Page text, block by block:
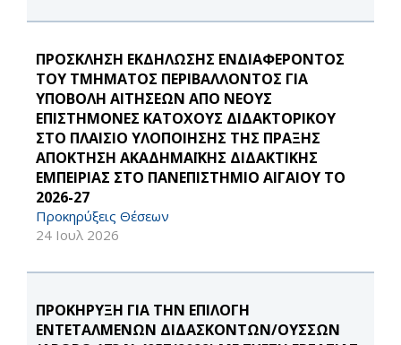
ΠΡΟΣΚΛΗΣΗ ΕΚΔΗΛΩΣΗΣ ΕΝΔΙΑΦΕΡΟΝΤΟΣ
ΤΟΥ ΤΜΗΜΑΤΟΣ ΠΕΡΙΒΑΛΛΟΝΤΟΣ ΓΙΑ
ΥΠΟΒΟΛΗ ΑΙΤΗΣΕΩΝ ΑΠΟ ΝΕΟΥΣ
ΕΠΙΣΤΗΜΟΝΕΣ ΚΑΤΟΧΟΥΣ ΔΙΔΑΚΤΟΡΙΚΟΥ
ΣΤΟ ΠΛΑΙΣΙΟ ΥΛΟΠΟΙΗΣΗΣ ΤΗΣ ΠΡΑΞΗΣ
ΑΠΟΚΤΗΣΗ ΑΚΑΔΗΜΑΪΚΗΣ ΔΙΔΑΚΤΙΚΗΣ
ΕΜΠΕΙΡΙΑΣ ΣΤΟ ΠΑΝΕΠΙΣΤΗΜΙΟ ΑΙΓΑΙΟΥ ΤΟ
2026-27
Προκηρύξεις Θέσεων
24 Ιουλ 2026
ΠΡΟΚΗΡΥΞΗ ΓΙΑ ΤΗΝ ΕΠΙΛΟΓΗ
ΕΝΤΕΤΑΛΜΕΝΩΝ ΔΙΔΑΣΚΟΝΤΩΝ/ΟΥΣΣΩΝ